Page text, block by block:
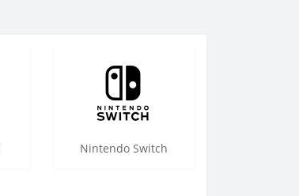
Nintendo Switch